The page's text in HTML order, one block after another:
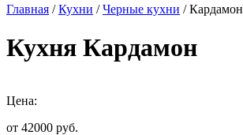
Главная /Кухни /Черные кухни / Кардамон
Кухня Кардамон
Цена:
от 42000 руб.